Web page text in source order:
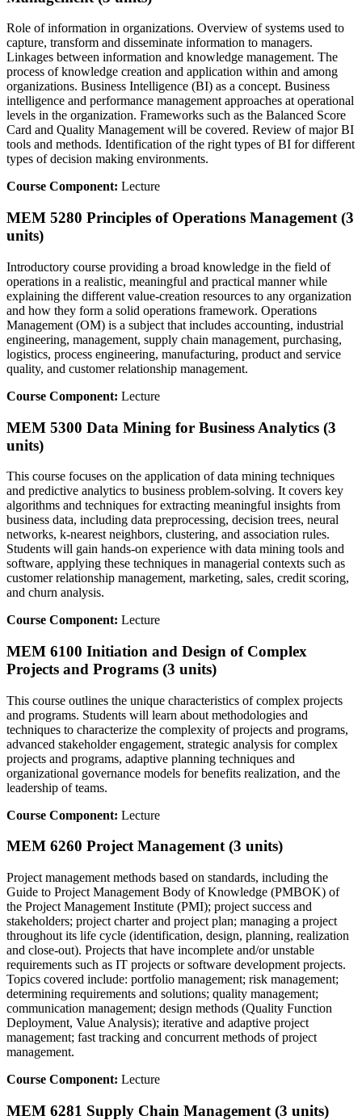
Role of information in organizations. Overview of systems used to
capture, transform and disseminate information to managers.
Linkages between information and knowledge management. The
process of knowledge creation and application within and among
organizations. Business Intelligence (BI) as a concept. Business
intelligence and performance management approaches at operational
levels in the organization. Frameworks such as the Balanced Score
Card and Quality Management will be covered. Review of major BI
tools and methods. Identification of the right types of BI for different
types of decision making environments.
Course Component: Lecture
MEM 5280 Principles of Operations Management (3
units)
Introductory course providing a broad knowledge in the field of
operations in a realistic, meaningful and practical manner while
explaining the different value-creation resources to any organization
and how they form a solid operations framework. Operations
Management (OM) is a subject that includes accounting, industrial
engineering, management, supply chain management, purchasing,
logistics, process engineering, manufacturing, product and service
quality, and customer relationship management.
Course Component: Lecture
MEM 5300 Data Mining for Business Analytics (3
units)
This course focuses on the application of data mining techniques
and predictive analytics to business problem-solving. It covers key
algorithms and techniques for extracting meaningful insights from
business data, including data preprocessing, decision trees, neural
networks, k-nearest neighbors, clustering, and association rules.
Students will gain hands-on experience with data mining tools and
software, applying these techniques in managerial contexts such as
customer relationship management, marketing, sales, credit scoring,
and churn analysis.
Course Component: Lecture
MEM 6100 Initiation and Design of Complex
Projects and Programs (3 units)
This course outlines the unique characteristics of complex projects
and programs. Students will learn about methodologies and
techniques to characterize the complexity of projects and programs,
advanced stakeholder engagement, strategic analysis for complex
projects and programs, adaptive planning techniques and
organizational governance models for benefits realization, and the
leadership of teams.
Course Component: Lecture
MEM 6260 Project Management (3 units)
Project management methods based on standards, including the
Guide to Project Management Body of Knowledge (PMBOK) of
the Project Management Institute (PMI); project success and
stakeholders; project charter and project plan; managing a project
throughout its life cycle (identification, design, planning, realization
and close-out). Projects that have incomplete and/or unstable
requirements such as IT projects or software development projects.
Topics covered include: portfolio management; risk management;
determining requirements and solutions; quality management;
communication management; design methods (Quality Function
Deployment, Value Analysis); iterative and adaptive project
management; fast tracking and concurrent methods of project
management.
Course Component: Lecture
MEM 6281 Supply Chain Management (3 units)